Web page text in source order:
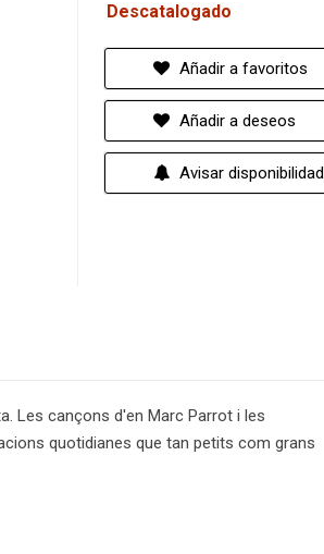
Descatalogado
Añadir a favoritos
Añadir a deseos
Avisar disponibilidad
Les cançons d'en Marc Parrot i les
quotidianes que tan petits com grans